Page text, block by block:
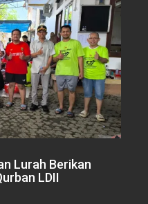
Lurah Berikan
LDII